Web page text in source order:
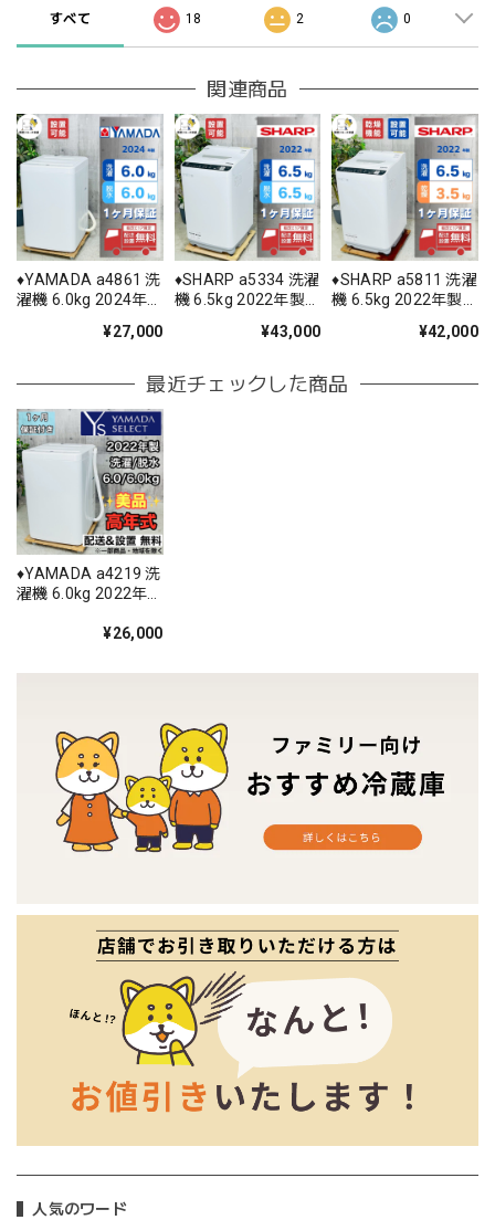
人気のワード
すべて 18 2 0
関連商品
♦️YAMADA a4861 洗
濯機 6.0kg 2024年
¥27,000
♦️SHARP a5334 洗濯
機 6.5kg 2022年製
¥43,000
♦️SHARP a5811 洗濯
機 6.5kg 2022年製
¥42,000
最近チェックした商品
♦️YAMADA a4219 洗
濯機 6.0kg 2022年
¥26,000